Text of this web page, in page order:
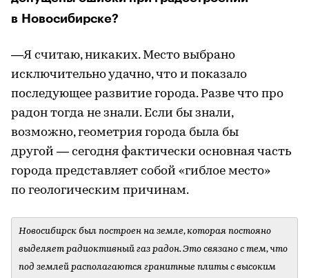
в Новосибирске?
—Я считаю, никаких. Место выбрано
исключительно удачно, что и показало
последующее развитие города. Разве что про
радон тогда не знали. Если бы знали,
возможно, геометрия города была бы
другой — сегодня фактически основная часть
города представляет собой «гиблое место»
по геологическим причинам.
Новосибирск был построен на земле, которая постояно
выделяет радиоктивный газ радон. Это связано с тем, что
под землей располагаются гранитные плиты с высоким